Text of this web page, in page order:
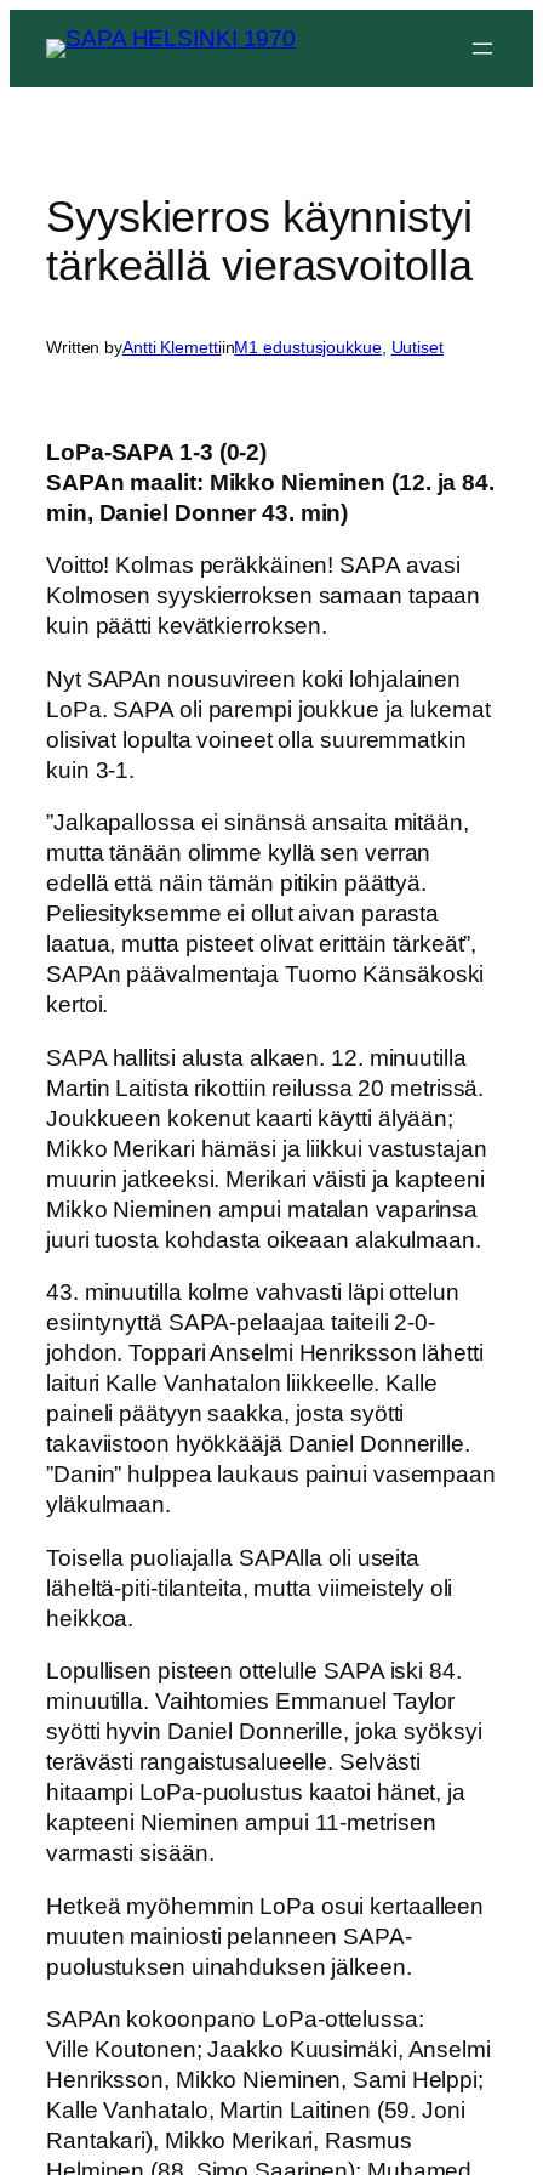
sisältöön
Syyskierros käynnistyi
tärkeällä vierasvoitolla
Written byAntti KlemettiinM1 edustusjoukkue, Uutiset
LoPa-SAPA 1-3 (0-2)
SAPAn maalit: Mikko Nieminen (12. ja 84.
min, Daniel Donner 43. min)
Voitto! Kolmas peräkkäinen! SAPA avasi
Kolmosen syyskierroksen samaan tapaan
kuin päätti kevätkierroksen.
Nyt SAPAn nousuvireen koki lohjalainen
LoPa. SAPA oli parempi joukkue ja lukemat
olisivat lopulta voineet olla suuremmatkin
kuin 3-1.
”Jalkapallossa ei sinänsä ansaita mitään,
mutta tänään olimme kyllä sen verran
edellä että näin tämän pitikin päättyä.
Peliesityksemme ei ollut aivan parasta
laatua, mutta pisteet olivat erittäin tärkeät”,
SAPAn päävalmentaja Tuomo Känsäkoski
kertoi.
SAPA hallitsi alusta alkaen. 12. minuutilla
Martin Laitista rikottiin reilussa 20 metrissä.
Joukkueen kokenut kaarti käytti älyään;
Mikko Merikari hämäsi ja liikkui vastustajan
muurin jatkeeksi. Merikari väisti ja kapteeni
Mikko Nieminen ampui matalan vaparinsa
juuri tuosta kohdasta oikeaan alakulmaan.
43. minuutilla kolme vahvasti läpi ottelun
esiintynyttä SAPA-pelaajaa taiteili 2-0-
johdon. Toppari Anselmi Henriksson lähetti
laituri Kalle Vanhatalon liikkeelle. Kalle
paineli päätyyn saakka, josta syötti
takaviistoon hyökkääjä Daniel Donnerille.
”Danin” hulppea laukaus painui vasempaan
yläkulmaan.
Toisella puoliajalla SAPAlla oli useita
läheltä-piti-tilanteita, mutta viimeistely oli
heikkoa.
Lopullisen pisteen ottelulle SAPA iski 84.
minuutilla. Vaihtomies Emmanuel Taylor
syötti hyvin Daniel Donnerille, joka syöksyi
terävästi rangaistusalueelle. Selvästi
hitaampi LoPa-puolustus kaatoi hänet, ja
kapteeni Nieminen ampui 11-metrisen
varmasti sisään.
Hetkeä myöhemmin LoPa osui kertaalleen
muuten mainiosti pelanneen SAPA-
puolustuksen uinahduksen jälkeen.
SAPAn kokoonpano LoPa-ottelussa:
Ville Koutonen; Jaakko Kuusimäki, Anselmi
Henriksson, Mikko Nieminen, Sami Helppi;
Kalle Vanhatalo, Martin Laitinen (59. Joni
Rantakari), Mikko Merikari, Rasmus